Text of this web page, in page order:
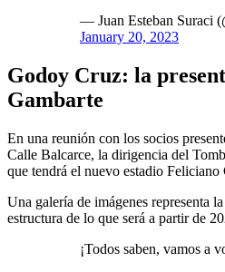
— Juan Esteban Suraci
January 20, 2023
Godoy Cruz: la
Gambarte
En una reunión con los socios
Calle Balcarce, la dirigencia del
que tendrá el nuevo estadio
Una galería de imágenes representa
estructura de lo que será a partir de
¡Todos saben, vamos a